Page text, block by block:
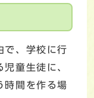
で、学校に行
童生徒に、
時間を作る場